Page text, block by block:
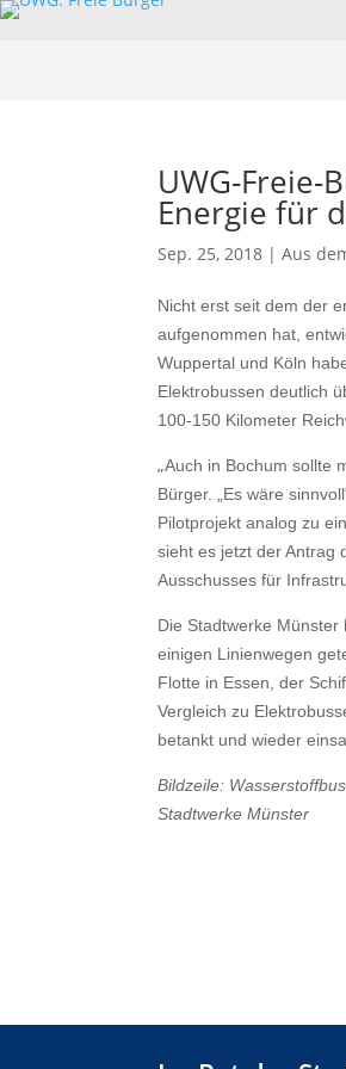
UWG-
Energie für
Sep. 25, 2018 | Aus
Nicht erst seit dem der
aufgenommen hat,
Wuppertal und Köln
Elektrobussen deutlich
100-150 Kilometer
„Auch in Bochum sollte
Bürger. „Es wäre
Pilotprojekt analog zu
sieht es jetzt der Antrag
Ausschusses für
Die Stadtwerke
einigen Linienwegen
Flotte in Essen, der
Vergleich zu
betankt und wieder
Bildzeile:
Stadtwerke Münster